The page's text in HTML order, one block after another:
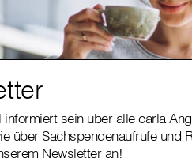
informiert sein über alle carla
über Sachspendenaufrufe und
Newsletter an!